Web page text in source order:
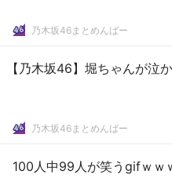
乃木坂46まとめんばー
【乃木坂46】堀ちゃんが泣
乃木坂46まとめんばー
100人中99人が笑うgifｗｗ